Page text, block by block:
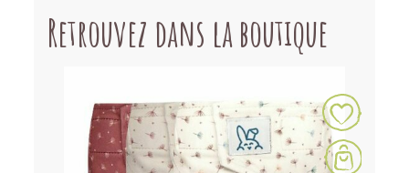
Retrouvez dans la boutique